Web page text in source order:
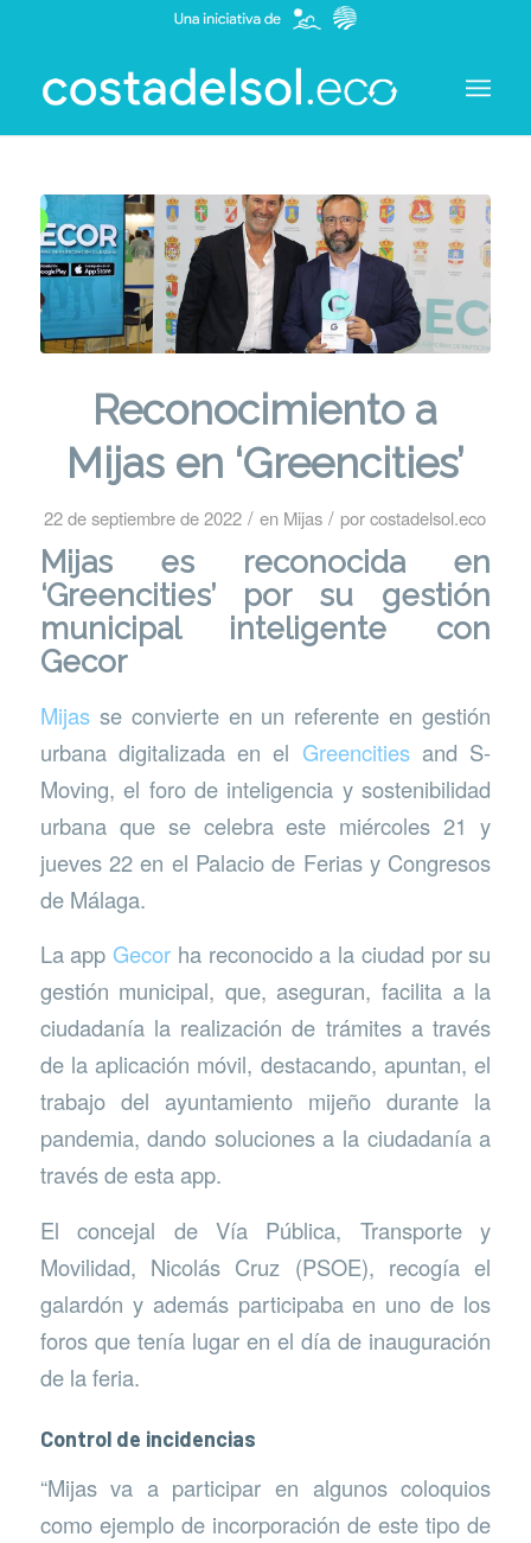
Reconocimiento a
Mijas en ‘Greencities’
22 de septiembre de 2022 / en Mijas / porcostadelsol.eco
Mijas es reconocida en
‘Greencities’ por su gestión
municipal inteligente con
Gecor
Mijasse convierte en un referente en gestión
urbana digitalizada en el Greencitiesand S-
Moving, el foro de inteligencia y sostenibilidad
urbana que se celebra este miércoles 21 y
jueves 22 en el Palacio de Ferias y Congresos
de Málaga.
La app Gecor ha reconocido a la ciudad por su
gestión municipal, que, aseguran, facilita a la
ciudadanía la realización de trámites a través
de la aplicación móvil, destacando, apuntan, el
trabajo del ayuntamiento mijeño durante la
pandemia, dando soluciones a la ciudadanía a
través de esta app.
El concejal de Vía Pública, Transporte y
Movilidad, Nicolás Cruz (PSOE), recogía el
galardón y además participaba en uno de los
foros que tenía lugar en el día de inauguración
de la feria.
Control de incidencias
“Mijas va a participar en algunos coloquios
como ejemplo de incorporación de este tipo de